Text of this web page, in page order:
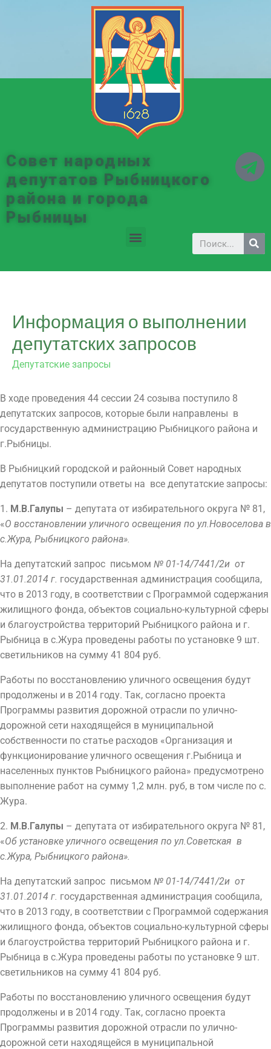
Совет народных
депутатов Рыбницкого
района и города
Рыбницы
Информация о выполнении
депутатских запросов
Депутатские запросы
В ходе проведения 44 сессии 24 созыва поступило 8
депутатских запросов, которые были направлены в
государственную администрацию Рыбницкого района и
г.Рыбницы.
В Рыбницкий городской и районный Совет народных
депутатов поступили ответы на все депутатские запросы:
1. М.В.Галупы – депутата от избирательного округа № 81,
«О восстановлении уличного освещения по ул.Новоселова в
с.Жура, Рыбницкого района».
На депутатский запрос письмом № 01-14/7441/2и от
31.01.2014 г. государственная администрация сообщила,
что в 2013 году, в соответствии с Программой содержания
жилищного фонда, объектов социально-культурной сферы
и благоустройства территорий Рыбницкого района и г.
Рыбница в с.Жура проведены работы по установке 9 шт.
светильников на сумму 41 804 руб.
Работы по восстановлению уличного освещения будут
продолжены и в 2014 году. Так, согласно проекта
Программы развития дорожной отрасли по улично-
дорожной сети находящейся в муниципальной
собственности по статье расходов «Организация и
функционирование уличного освещения г.Рыбница и
населенных пунктов Рыбницкого района» предусмотрено
выполнение работ на сумму 1,2 млн. руб, в том числе по с.
Жура.
2. М.В.Галупы – депутата от избирательного округа № 81,
«Об установке уличного освещения по ул.Советская в
с.Жура, Рыбницкого района».
На депутатский запрос письмом № 01-14/7441/2и от
31.01.2014 г. государственная администрация сообщила,
что в 2013 году, в соответствии с Программой содержания
жилищного фонда, объектов социально-культурной сферы
и благоустройства территорий Рыбницкого района и г.
Рыбница в с.Жура проведены работы по установке 9 шт.
светильников на сумму 41 804 руб.
Работы по восстановлению уличного освещения будут
продолжены и в 2014 году. Так, согласно проекта
Программы развития дорожной отрасли по улично-
дорожной сети находящейся в муниципальной